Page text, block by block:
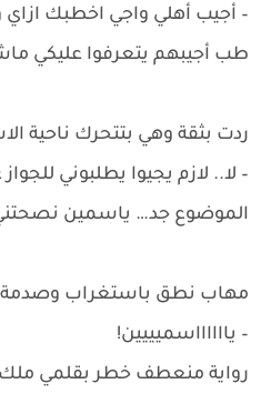
– أجيب أهلي واجي اخطبك ازاي
طب أجيبهم يتعرفوا عليكي
ردت بثقة وهي بتتحرك ناحية
– لا.. لازم يجيوا يطلبوني
الموضوع جد… ياسمين
مهاب نطق باستغراب
– يااااااسميييين!
رواية منعطف خطر بقلمي ملك